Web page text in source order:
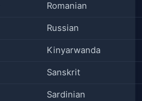
Romanian
Russian
Kinyarwanda
Sanskrit
Sardinian